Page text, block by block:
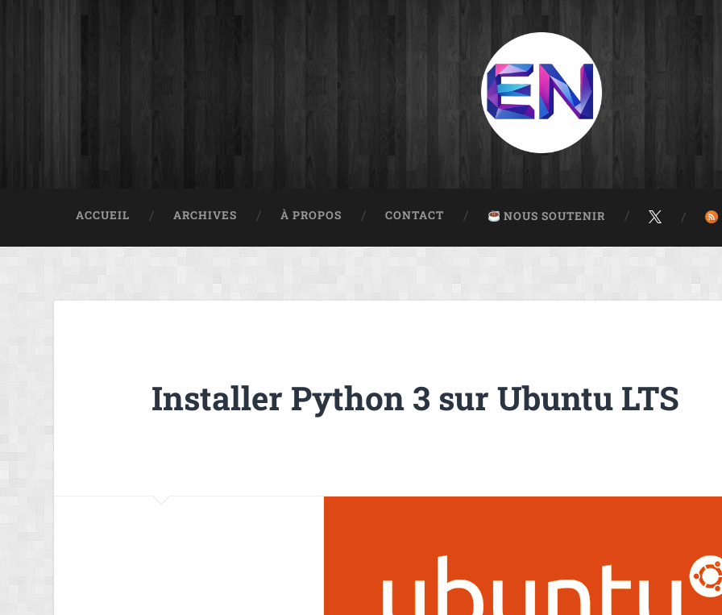
ACCUEIL ARCHIVES À PROPOS CONTACT NOUS SOUTENIR
Installer Python 3 sur Ubuntu LTS